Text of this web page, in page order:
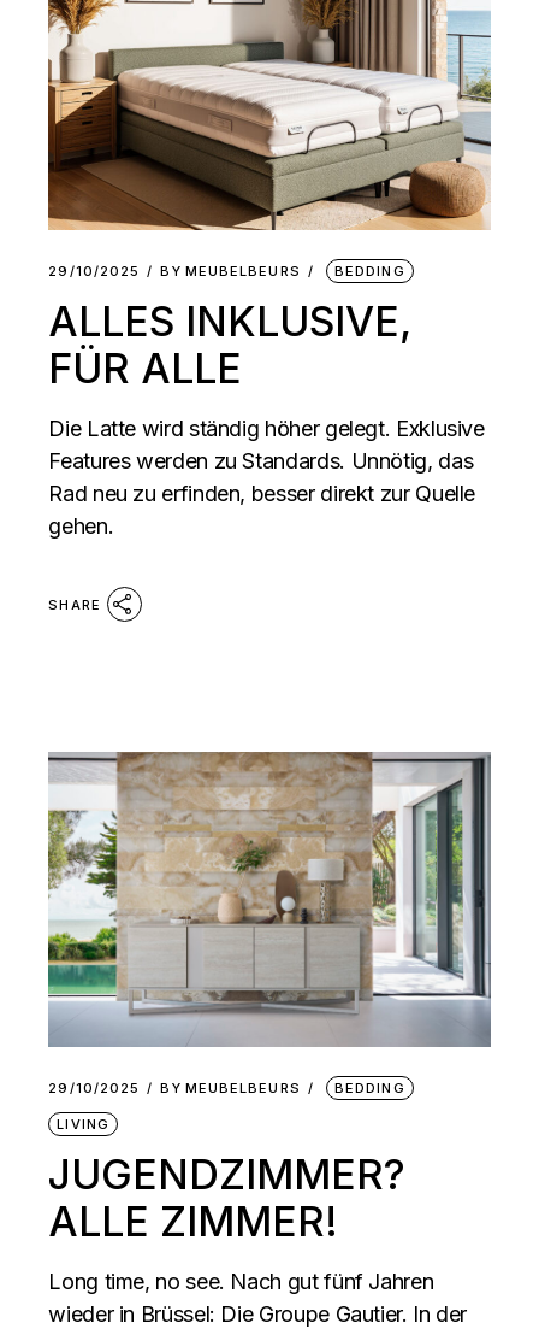
29/10/2025 BY MEUBELBEURS BEDDING
ALLES INKLUSIVE,
FÜR ALLE
Die Latte wird ständig höher gelegt. Exklusive
Features werden zu Standards. Unnötig, das
Rad neu zu erfinden, besser direkt zur Quelle
gehen.
SHARE
29/10/2025 BY MEUBELBEURS BEDDING
LIVING
JUGENDZIMMER?
ALLE ZIMMER!
Long time, no see. Nach gut fünf Jahren
wieder in Brüssel: Die Groupe Gautier. In der